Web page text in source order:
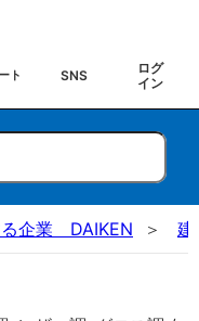
ト SNS
ログ
イン
る企業 DAIKEN 建